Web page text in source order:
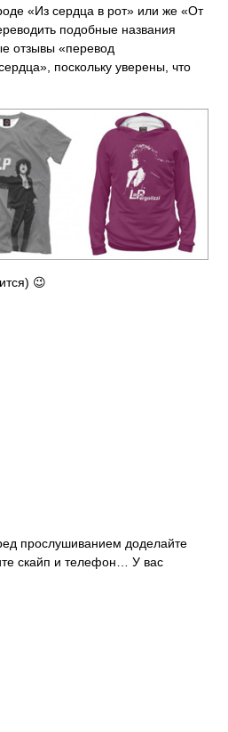
«Из сердца в рот» или же «От
подобные названия
отзывы «перевод
поскольку уверены, что
😉
прослушиванием доделайте
скайп и телефон… У вас